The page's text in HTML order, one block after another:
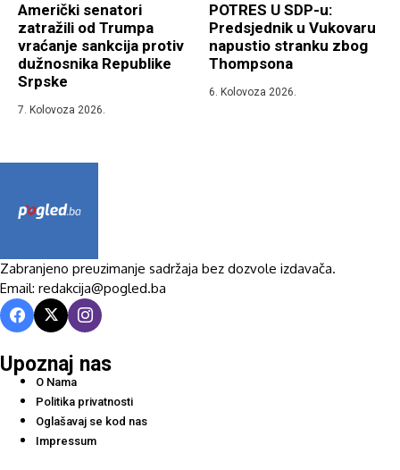
Američki senatori
zatražili od Trumpa
vraćanje sankcija protiv
dužnosnika Republike
Srpske
7. Kolovoza 2026.
POTRES U SDP-u:
Predsjednik u Vukovaru
napustio stranku zbog
Thompsona
6. Kolovoza 2026.
Zabranjeno preuzimanje sadržaja bez dozvole izdavača.
Email: redakcija@pogled.ba
Upoznaj nas
O Nama
Politika privatnosti
Oglašavaj se kod nas
Impressum